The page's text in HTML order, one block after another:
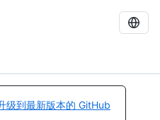
级到最新版本的 GitHub